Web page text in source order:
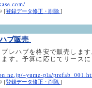
[登録データ修正・削除 ]
ブ販売
レハブを格安で販売します
す。予算に応じてリース
~yume-pla/
[登録データ修正・削除 ]